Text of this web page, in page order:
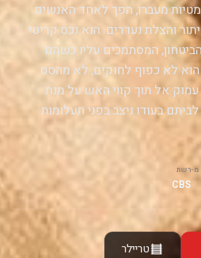
מעברו, הפך לאחד האנשים
והצלת נעדרים. הוא נכס קריטי
המסתמכים עליו כשהם
הוא לא כפוף לחוקים, לא מהסס
עמוק אל תוך קווי האש על מנת
בעודו ניצב בפני תעלומות
מ-רשת
CBS
טריילר